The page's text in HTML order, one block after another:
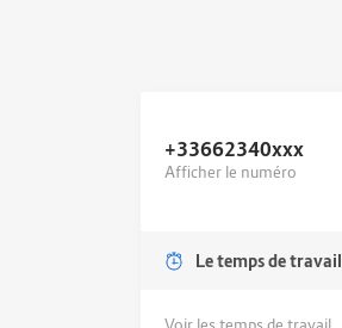
+33662340xxx
Afficher le numéro
Le temps de travail